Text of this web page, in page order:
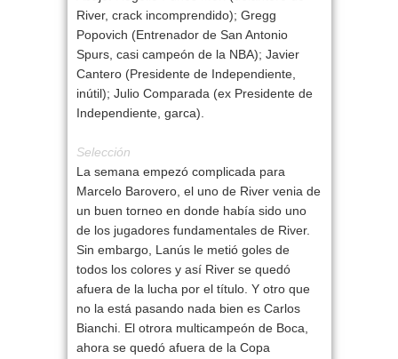
River, crack incomprendido); Gregg
Popovich (Entrenador de San Antonio
Spurs, casi campeón de la NBA); Javier
Cantero(Presidente de Independiente,
inútil); Julio Comparada (ex Presidente de
Independiente, garca).
Selección
La semana empezó complicada para
Marcelo Barovero, el uno de River venia de
un buen torneo en donde había sido uno
de los jugadores fundamentales de River.
Sin embargo, Lanús le metió goles de
todos los colores y así River se quedó
afuera de la lucha por el título. Y otro que
no la está pasando nada bien es Carlos
Bianchi. El otrora multicampeón de Boca,
ahora se quedó afuera de la Copa